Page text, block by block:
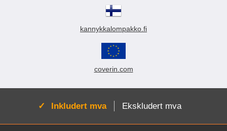
kannykkalompakko.fi
coverin.com
Aktiv:
Inkludert mva Ekskludert mva